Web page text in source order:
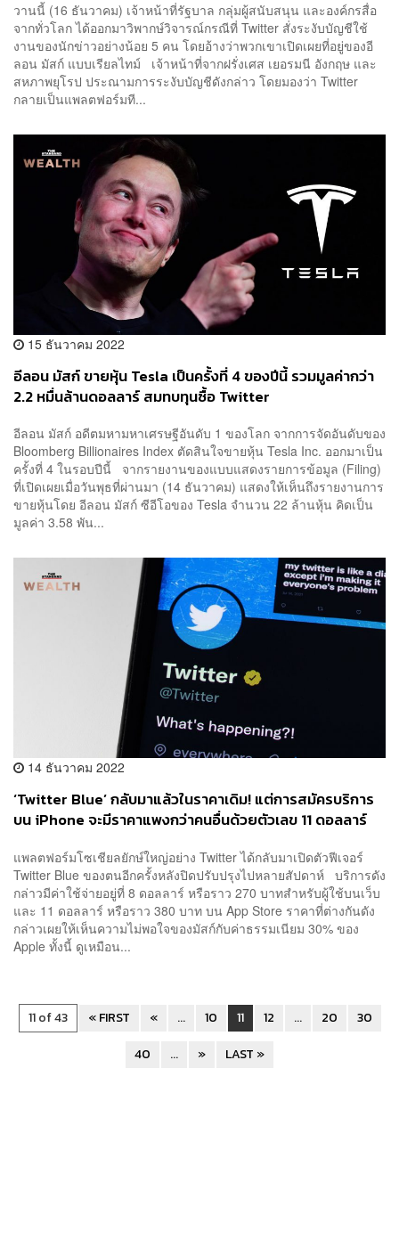
วานนี้ (16 ธันวาคม) เจ้าหน้าที่รัฐบาล กลุ่มผู้สนับสนุน และองค์กรสื่อ
จากทั่วโลก ได้ออกมาวิพากษ์วิจารณ์กรณีที่ Twitter สั่งระงับบัญชีใช้
งานของนักข่าวอย่างน้อย 5 คน โดยอ้างว่าพวกเขาเปิดเผยที่อยู่ของอี
ลอน มัสก์ แบบเรียลไทม์ เจ้าหน้าที่จากฝรั่งเศส เยอรมนี อังกฤษ และ
สหภาพยุโรป ประณามการระงับบัญชีดังกล่าว โดยมองว่า Twitter
กลายเป็นแพลตฟอร์มที...
15 ธันวาคม 2022
อีลอน มัสก์ ขายหุ้น Tesla เป็นครั้งที่ 4 ของปีนี้ รวมมูลค่ากว่า
2.2 หมื่นล้านดอลลาร์ สมทบทุนซื้อ Twitter
อีลอน มัสก์ อดีตมหามหาเศรษฐีอันดับ 1 ของโลก จากการจัดอันดับของ
Bloomberg Billionaires Index ตัดสินใจขายหุ้น Tesla Inc. ออกมาเป็น
ครั้งที่ 4 ในรอบปีนี้ จากรายงานของแบบแสดงรายการข้อมูล (Filing)
ที่เปิดเผยเมื่อวันพุธที่ผ่านมา (14 ธันวาคม) แสดงให้เห็นถึงรายงานการ
ขายหุ้นโดย อีลอน มัสก์ ซีอีโอของ Tesla จำนวน 22 ล้านหุ้น คิดเป็น
มูลค่า 3.58 พัน...
14 ธันวาคม 2022
‘Twitter Blue’ กลับมาแล้วในราคาเดิม! แต่การสมัครบริการ
บน iPhone จะมีราคาแพงกว่าคนอื่นด้วยตัวเลข 11 ดอลลาร์
แพลตฟอร์มโซเชียลยักษ์ใหญ่อย่าง Twitter ได้กลับมาเปิดตัวฟีเจอร์
Twitter Blue ของตนอีกครั้งหลังปิดปรับปรุงไปหลายสัปดาห์ บริการดัง
กล่าวมีค่าใช้จ่ายอยู่ที่ 8 ดอลลาร์ หรือราว 270 บาทสำหรับผู้ใช้บนเว็บ
และ 11 ดอลลาร์ หรือราว 380 บาท บน App Store ราคาที่ต่างกันดัง
กล่าวเผยให้เห็นความไม่พอใจของมัสก์กับค่าธรรมเนียม 30% ของ
Apple ทั้งนี้ ดูเหมือน...
11 of 43 « FIRST « ... 10 11 12 ... 20
30
40
... » LAST »